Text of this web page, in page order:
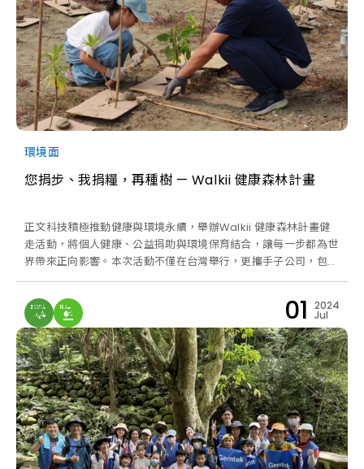
環境面
您捐步、我捐糧，再種樹 — Walkii 健康森林計畫
正文科技積極推動健康與環境永續，舉辦Walkii 健康森林計畫健
走活動，將個人健康、公益捐助與環境保育結合，讓每一步都為世
界帶來正向影響。本次活動不僅在台灣舉行，更攜手子公司，包括
越南廠區共同參與，形成全球性的綠色行動。活動吸引178 位員工
熱情投入，總步行距離累計達68,808.12 公里，相當於繞行地球將
近1.7 圈，並成功減少13,953.4 公斤的碳排放。
01 2024
Jul